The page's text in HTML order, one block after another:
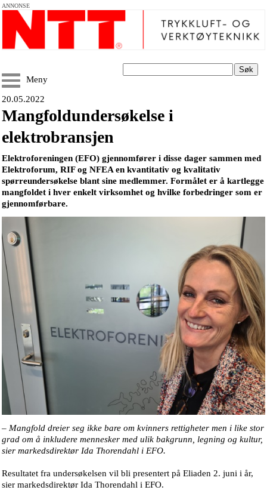
ANNONSE
Søk
Meny
20.05.2022
Mangfoldundersøkelse i
elektrobransjen
Elektroforeningen (EFO) gjennomfører i disse dager sammen med
Elektroforum, RIF og NFEA en kvantitativ og kvalitativ
spørreundersøkelse blant sine medlemmer. Formålet er å kartlegge
mangfoldet i hver enkelt virksomhet og hvilke forbedringer som er
gjennomførbare.
– Mangfold dreier seg ikke bare om kvinners rettigheter men i like stor
grad om å inkludere mennesker med ulik bakgrunn, legning og kultur,
sier markedsdirektør Ida Thorendahl i EFO.
Resultatet fra undersøkelsen vil bli presentert på Eliaden 2. juni i år,
sier markedsdirektør Ida Thorendahl i EFO.